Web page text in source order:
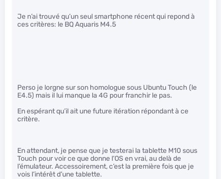
Je n’ai trouvé qu’un seul smartphone récent qui repond à
ces critères: le BQ Aquaris M4.5
Perso je lorgne sur son homologue sous Ubuntu Touch (le
E4.5) mais il lui manque la 4G pour franchir le pas.
En espérant qu’il ait une future itération répondant à ce
critère.
En attendant, je pense que je testerai la tablette M10 sous
Touch pour voir ce que donne l’OS en vrai, au delà de
l’émulateur. Accessoirement, c’est la première fois que je
vois l’intérêt d’une tablette.